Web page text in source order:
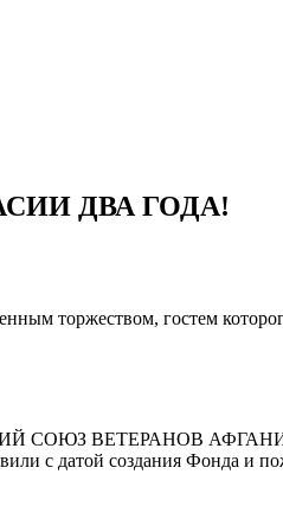
ДВА ГОДА!
торжеством, гостем
СОЮЗ
с датой создания Фонда и